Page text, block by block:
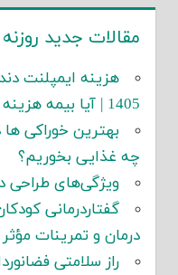
مقالات جدید روزنه
هزینه ایمپلنت
1405 | آیا بیمه هزینه ایمپلنت را می‌دهد؟
بهترین خوراکی
چه غذایی بخوریم؟
ویژگی‌های طراحی
گفتاردرمانی
درمان و تمرینات
راز سلامتی